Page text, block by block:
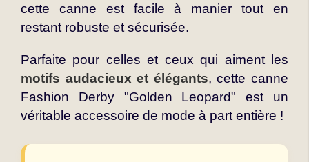
cette canne est facile à manier tout en
restant robuste et sécurisée.
Parfaite pour celles et ceux qui aiment les
motifs audacieux et élégants, cette canne
Fashion Derby "Golden Leopard" est un
véritable accessoire de mode à part entière !